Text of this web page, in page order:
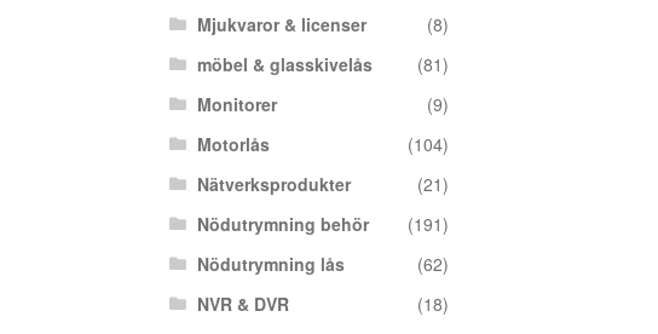
Mjukvaror & licenser
(8)
möbel & glasskivelås
(81)
Monitorer
(9)
Motorlås
(104)
Nätverksprodukter
(21)
Nödutrymning behör
(191)
Nödutrymning lås
(62)
NVR & DVR
(18)